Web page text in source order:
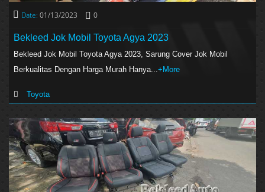
Date: 01/13/2023 0
Bekleed Jok Mobil Toyota Agya 2023
Bekleed Jok Mobil Toyota Agya 2023, Sarung Cover Jok Mobil
Berkualitas Dengan Harga Murah Hanya...+More
Toyota